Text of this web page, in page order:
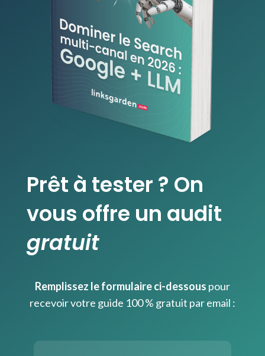
Prêt à tester ? On
vous offre un audit
gratuit
Remplissez le formulaire ci-dessous pour
recevoir votre guide 100 % gratuit par email :